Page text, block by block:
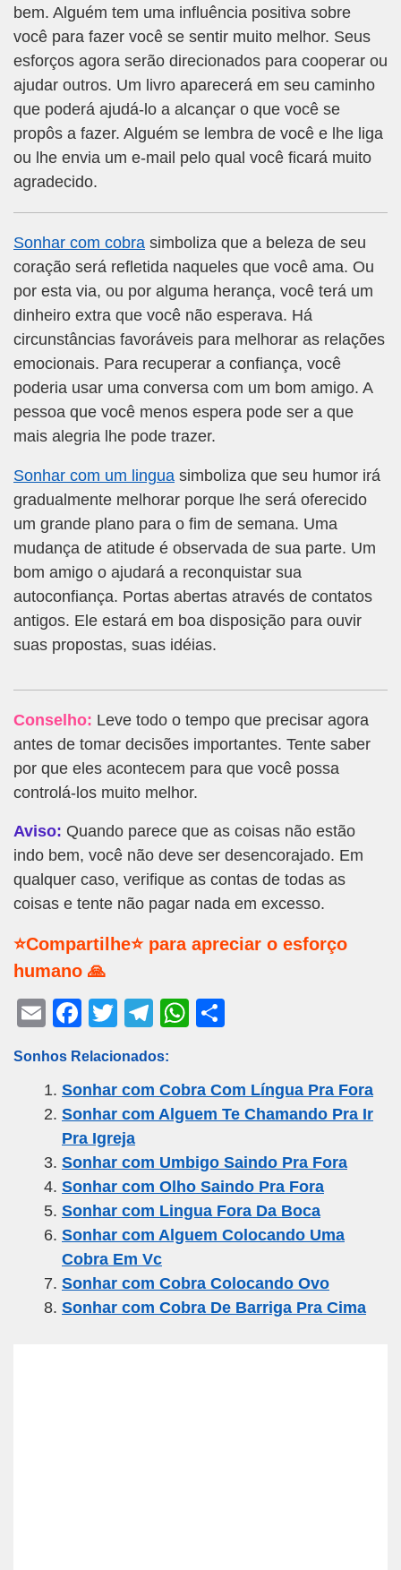
bem. Alguém tem uma influência positiva sobre
você para fazer você se sentir muito melhor. Seus
esforços agora serão direcionados para cooperar ou
ajudar outros. Um livro aparecerá em seu caminho
que poderá ajudá-lo a alcançar o que você se
propôs a fazer. Alguém se lembra de você e lhe liga
ou lhe envia um e-mail pelo qual você ficará muito
agradecido.
Sonhar com cobra simboliza que a beleza de seu
coração será refletida naqueles que você ama. Ou
por esta via, ou por alguma herança, você terá um
dinheiro extra que você não esperava. Há
circunstâncias favoráveis para melhorar as relações
emocionais. Para recuperar a confiança, você
poderia usar uma conversa com um bom amigo. A
pessoa que você menos espera pode ser a que
mais alegria lhe pode trazer.
Sonhar com um lingua simboliza que seu humor irá
gradualmente melhorar porque lhe será oferecido
um grande plano para o fim de semana. Uma
mudança de atitude é observada de sua parte. Um
bom amigo o ajudará a reconquistar sua
autoconfiança. Portas abertas através de contatos
antigos. Ele estará em boa disposição para ouvir
suas propostas, suas idéias.
Conselho: Leve todo o tempo que precisar agora
antes de tomar decisões importantes. Tente saber
por que eles acontecem para que você possa
controlá-los muito melhor.
Aviso: Quando parece que as coisas não estão
indo bem, você não deve ser desencorajado. Em
qualquer caso, verifique as contas de todas as
coisas e tente não pagar nada em excesso.
⭐Compartilhe⭐ para apreciar o esforço
humano 🙏
E
ail
F
c
e
b
o
o
k
T
tt
er
T
e
gr
a
m
W
s
A
p
p
e
Sonhos Relacionados:
Sonhar com Cobra Com Língua Pra Fora
Sonhar com Alguem Te Chamando Pra Ir
Pra Igreja
Sonhar com Umbigo Saindo Pra Fora
Sonhar com Olho Saindo Pra Fora
Sonhar com Lingua Fora Da Boca
Sonhar com Alguem Colocando Uma
Cobra Em Vc
Sonhar com Cobra Colocando Ovo
Sonhar com Cobra De Barriga Pra Cima